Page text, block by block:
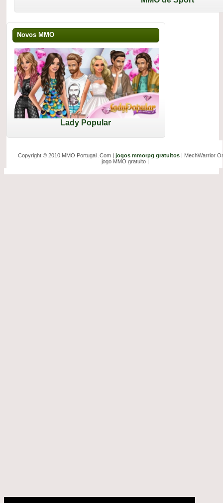
Novos MMO
Lady Popular
Copyright © 2010 MMO Portugal .Com | jogos mmorpg gratuitos| MechWarrior
jogo MMO gratuito |